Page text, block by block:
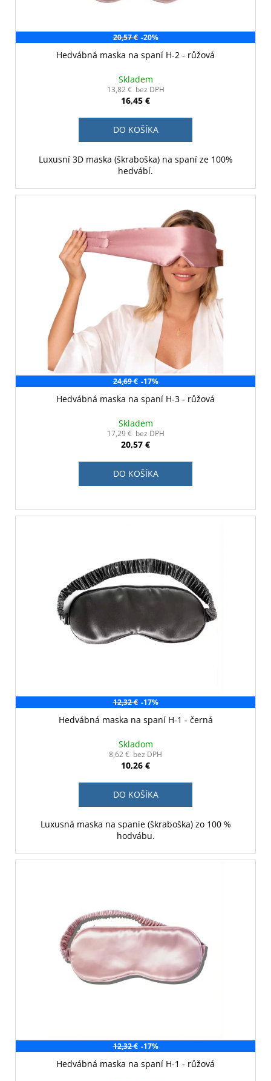
20,57 € -20%
Hedvábná maska na spaní H-2 - růžová
Skladem
13,82 € bez DPH
16,45 €
DO KOŠÍKA
Luxusní 3D maska (škraboška) na spaní ze 100%
hedvábí.
24,69 € -17%
Hedvábná maska na spaní H-3 - růžová
Skladem
17,29 € bez DPH
20,57 €
DO KOŠÍKA
12,32 € -17%
Hedvábná maska na spaní H-1 - černá
Skladom
8,62 € bez DPH
10,26 €
DO KOŠÍKA
Luxusná maska na spanie (škraboška) zo 100 %
hodvábu.
12,32 € -17%
Hedvábná maska na spaní H-1 - růžová